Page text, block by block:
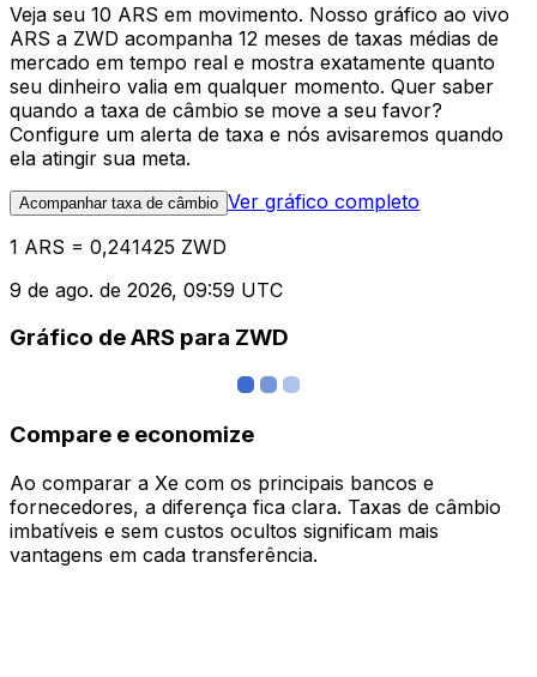
Veja seu 10 ARS em movimento. Nosso gráfico ao vivo
ARS a ZWD acompanha 12 meses de taxas médias de
mercado em tempo real e mostra exatamente quanto
seu dinheiro valia em qualquer momento. Quer saber
quando a taxa de câmbio se move a seu favor?
Configure um alerta de taxa e nós avisaremos quando
ela atingir sua meta.
Acompanhar taxa de câmbio Ver gráfico completo
1 ARS = 0,241425 ZWD
9 de ago. de 2026, 09:59 UTC
Gráfico de ARS para ZWD
Compare e economize
Ao comparar a Xe com os principais bancos e
fornecedores, a diferença fica clara. Taxas de câmbio
imbatíveis e sem custos ocultos significam mais
vantagens em cada transferência.